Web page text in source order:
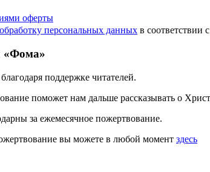
оферты
обработку персональных данных в соответствии с
«Фома»
поддержке читателей.
поможет нам дальше рассказывать о
за ежемесячное пожертвование.
вы можете в любой момент здесь